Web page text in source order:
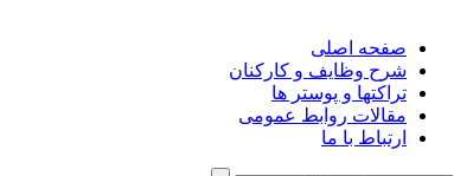
صفحه اصلی
شرح وظایف و کارکنان
تراکتها و پوستر ها
مقالات روابط عمومی
ارتباط با ما